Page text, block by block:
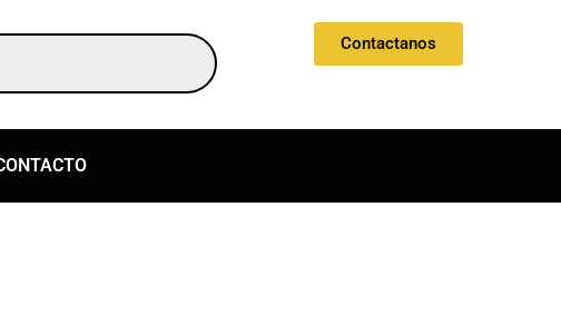
Contactanos